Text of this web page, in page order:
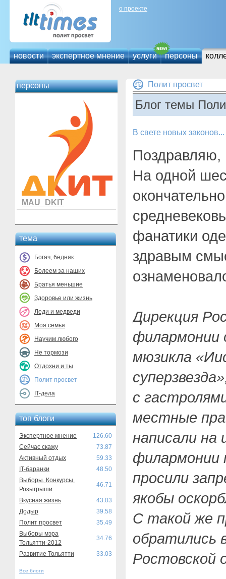
о проекте
новости экспертное мнение услуги персоны
персоны
MAU_DKIT
тема
Богач, бедняк
Болеем за наших
Братья меньшие
Здоровье или жизнь
Леди и медведи
Моя семья
Научим любого
Не тормози
Отдохни и ты
Полит просвет
IT-дела
топ блоги
Экспертное мнение
126.60
Сейчас скажу
73.87
Активный отдых
59.33
IT-баранки
48.50
Выборы. Конкурсы.
Розыгрыши.
46.71
Вкусная жизнь
43.03
Додыр
39.58
Полит просвет
35.49
Выборы мэра
Тольятти-2012
34.76
Развитие Тольятти 33.03
Все блоги
Полит просвет
Блог темы
В свете новых законов...
Поздравляю,
На одной
фанатики
здравым
Дирекция
филармонии
мюзикла
с
местные
написали на
филармонии
просили
якобы
С такой же
обратились
Ростовской